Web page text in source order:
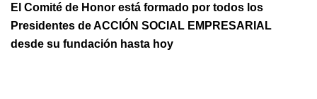
El Comité de Honor está formado por todos los
Presidentes de ACCIÓN SOCIAL EMPRESARIAL
desde su fundación hasta hoy